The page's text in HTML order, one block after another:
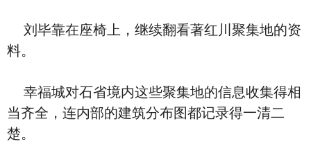
刘毕靠在座椅上，继续翻看著红川聚集地的资
料。
幸福城对石省境内这些聚集地的信息收集得相
当齐全，连内部的建筑分布图都记录得一清二
楚。